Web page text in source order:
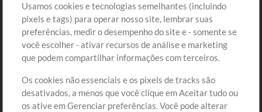
Comprar Créditos
Conteúdo Grátis
Solicite uma Música
Extras
Sessões
Entre
Cadastre-se
Ir ao carrinho
Usamos cookies e tecnologias semelhantes (incluindo
pixels e tags) para operar nosso site, lembrar suas
preferências, medir o desempenho do site e - somente se
você escolher - ativar recursos de análise e marketing
que podem compartilhar informações com terceiros.
Os cookies não essenciais e os pixels de tracks são
desativados, a menos que você clique em Aceitar tudo ou
os ative em Gerenciar preferências. Você pode alterar